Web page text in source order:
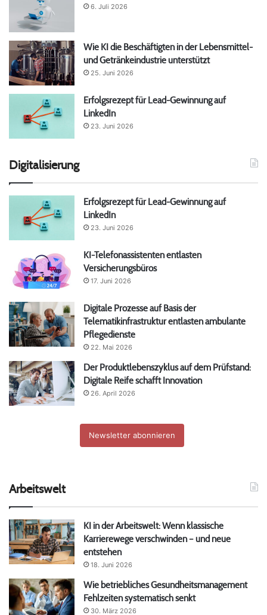
6. Juli 2026
Wie KI die Beschäftigten in der Lebensmittel-
und Getränkeindustrie unterstützt
25. Juni 2026
Erfolgsrezept für Lead-Gewinnung auf
LinkedIn
23. Juni 2026
Digitalisierung
Erfolgsrezept für Lead-Gewinnung auf
LinkedIn
23. Juni 2026
KI-Telefonassistenten entlasten
Versicherungsbüros
17. Juni 2026
Digitale Prozesse auf Basis der
Telematikinfrastruktur entlasten ambulante
Pflegedienste
22. Mai 2026
Der Produktlebenszyklus auf dem Prüfstand:
Digitale Reife schafft Innovation
26. April 2026
Newsletter abonnieren
Arbeitswelt
KI in der Arbeitswelt: Wenn klassische
Karrierewege verschwinden – und neue
entstehen
18. Juni 2026
Wie betriebliches Gesundheitsmanagement
Fehlzeiten systematisch senkt
30. März 2026